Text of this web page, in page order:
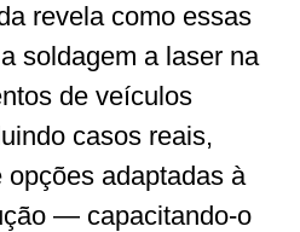
revela como essas
soldagem a laser na
de veículos
casos reais,
adaptadas à
— capacitando-o